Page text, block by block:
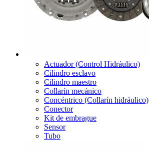
Actuador (Control Hidráulico)
Cilindro esclavo
Cilindro maestro
Collarín mecánico
Concéntrico (Collarín hidráulico)
Conector
Kit de embrague
Sensor
Tubo